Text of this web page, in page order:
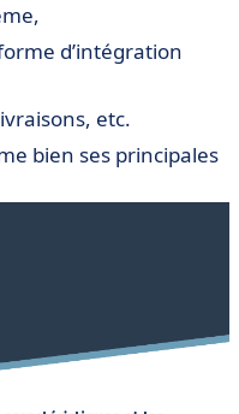
d’intégration
etc.
bien ses principales